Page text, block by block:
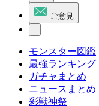
ご意見
モンスター図鑑
最強ランキング
ガチャまとめ
ニュースまとめ
彩獣神祭